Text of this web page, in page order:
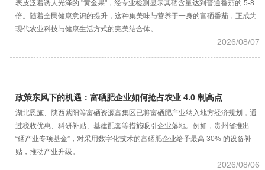
表皮泛着诱人光泽的 "黄金果"，经专业检测显示其硒含量达到普通番茄的 5-8
倍。随着全民健康意识的提升，这种集美味与营养于一身的富硒番茄，正成为
现代农业科技与健康生活方式的完美结合体。
2026/08/07
政策东风下的机遇：富硒肥企业如何抢占农业 4.0 制高点
湖北恩施、陕西紫阳等富硒资源富集区已将富硒肥产业纳入地方经济规划，通
过税收优惠、科研补贴、基建配套等措施吸引企业落地。例如，贵州省推出
“硒产业专项基金”，对采用数字化技术的富硒肥企业给予最高 30% 的设备补
贴，推动产业升级。
2026/08/06